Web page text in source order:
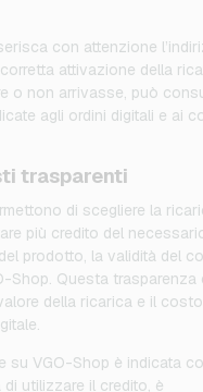
con attenzione
attivazione della
o non arrivasse, può
agli ordini digitali e ai
trasparenti
di scegliere la
più credito del
prodotto, la validità del
Shop. Questa trasparenza
della ricarica e il costo
su VGO-Shop è indicata
utilizzare il credito, è